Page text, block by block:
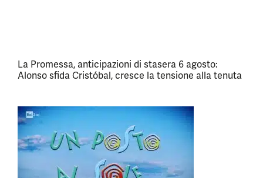
La Promessa, anticipazioni di stasera 6 agosto:
Alonso sfida Cristóbal, cresce la tensione alla tenuta